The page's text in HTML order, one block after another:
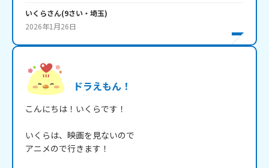
いくらさん(9さい・ 埼玉)
2026年1月26日
ドラえもん！
こんにちは！いくらです！
いくらは、映画を見ないので
アニメので行きます！